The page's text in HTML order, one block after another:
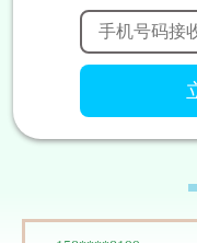
138****9291
131****7811
180****1290